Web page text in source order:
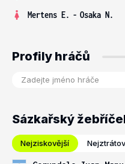
Mertens E. - Osaka N.
Profily hráčů
Sázkařský
Nejziskovější